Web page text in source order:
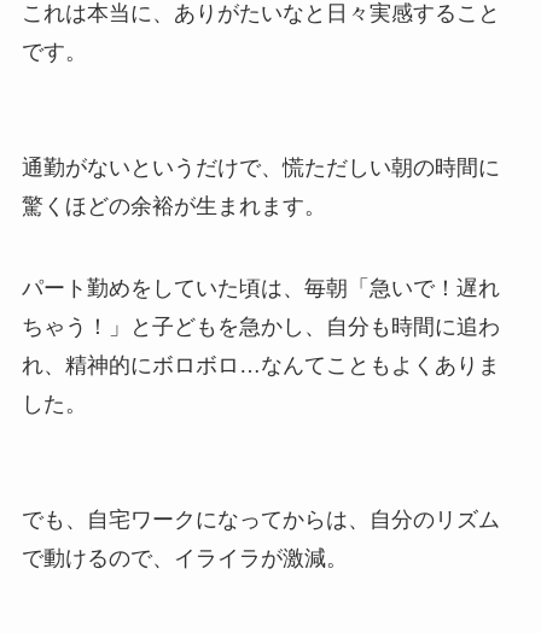
これは本当に、ありがたいなと日々実感すること
です。
通勤がないというだけで、慌ただしい朝の時間に
驚くほどの余裕が生まれます。
パート勤めをしていた頃は、毎朝「急いで！遅れ
ちゃう！」と子どもを急かし、自分も時間に追わ
れ、精神的にボロボロ…なんてこともよくありま
した。
でも、自宅ワークになってからは、自分のリズム
で動けるので、イライラが激減。